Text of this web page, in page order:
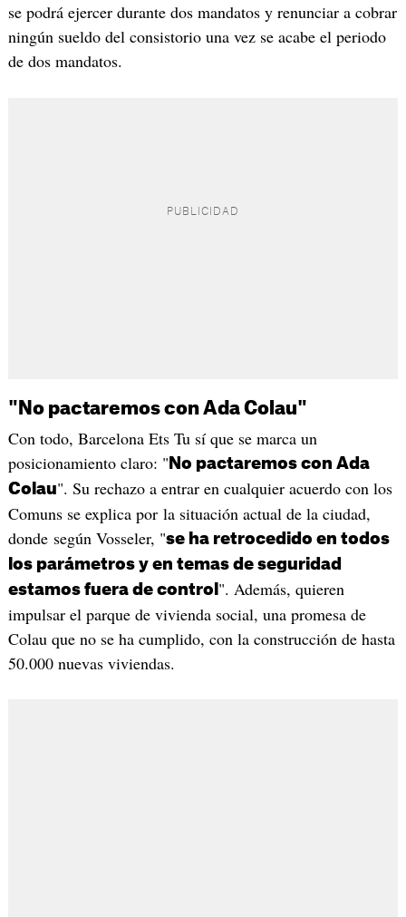
se podrá ejercer durante dos mandatos y renunciar a cobrar
ningún sueldo del consistorio una vez se acabe el periodo
de dos mandatos.
"No pactaremos con Ada Colau"
Con todo, Barcelona Ets Tu sí que se marca un
posicionamiento claro: " No pactaremos con Ada
Colau". Su rechazo a entrar en cualquier acuerdo con los
Comuns se explica por la situación actual de la ciudad,
donde según Vosseler, "se ha retrocedido en todos
los parámetros y en temas de seguridad
estamos fuera de control ". Además, quieren
impulsar el parque de vivienda social, una promesa de
Colau que no se ha cumplido, con la construcción de hasta
50.000 nuevas viviendas.